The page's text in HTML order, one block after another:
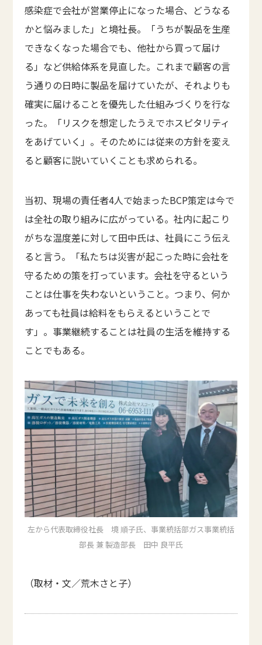
感染症で会社が営業停止になった場合、どうなる
かと悩みました」と境社長。「うちが製品を生産
できなくなった場合でも、他社から買って届け
る」など供給体系を見直した。これまで顧客の言
う通りの日時に製品を届けていたが、それよりも
確実に届けることを優先した仕組みづくりを行な
った。「リスクを想定したうえでホスピタリティ
をあげていく」。そのためには従来の方針を変え
ると顧客に説いていくことも求められる。
当初、現場の責任者4人で始まったBCP策定は今で
は全社の取り組みに広がっている。社内に起こり
がちな温度差に対して田中氏は、社員にこう伝え
ると言う。「私たちは災害が起こった時に会社を
守るための策を打っています。会社を守るという
ことは仕事を失わないということ。つまり、何か
あっても社員は給料をもらえるということで
す」。事業継続することは社員の生活を維持する
ことでもある。
左から代表取締役社長 境 順子氏、事業統括部ガス事業統括
部長 兼 製造部長 田中 良平氏
（取材・文／荒木さと子）